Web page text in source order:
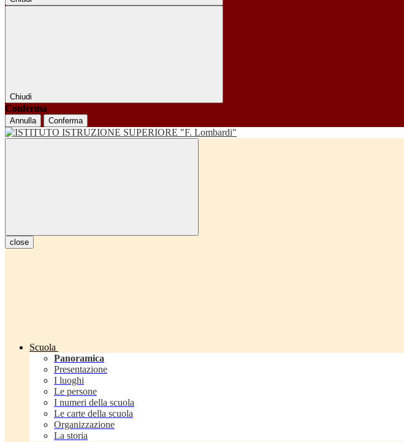
Chiudi
Conferma
Annulla Conferma
close
Scuola
Panoramica
Presentazione
I luoghi
Le persone
I numeri della scuola
Le carte della scuola
Organizzazione
La storia